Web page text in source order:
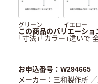
グリーン イエロー
この商品のバリエーショ
「寸法」「カラー」違いで
お申込番号：W294665
メーカー：三和製作所